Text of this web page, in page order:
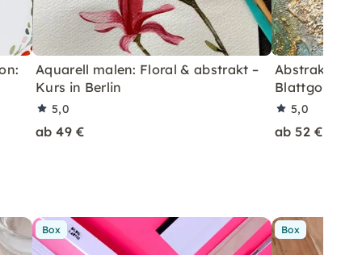
Aquarell malen: Floral & abstrakt –
Kurs in Berlin
5,0
ab 49 €
Abstraktes
Blattgold in
5,0
ab 52 €
Box Box